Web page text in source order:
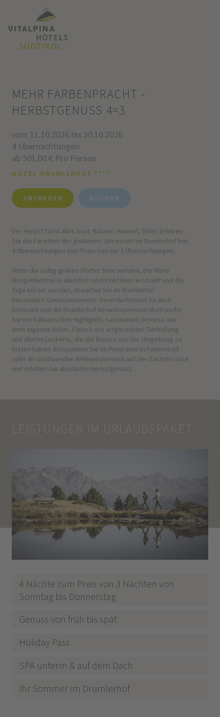
MEHR FARBENPRACHT -
HERBSTGENUSS 4=3
vom 11.10.2026 bis 30.10.2026
4 Übernachtungen
ab 501,00 € Pro Person
HOTEL DRUMLERHOF ****
ANFRAGEN BUCHEN
Der Herbst färbt alles bunt: Bäume, Himmel, Teller. Erleben
Sie die Facetten der goldenen Jahreszeit im Drumlerhof bei
4 Übernachtungen zum Preis von nur 3 Übernachtungen.
Wenn die saftig-grünen Blätter bunt werden, der klare
Morgenhimmel in allen Rot- und Pinktönen erstrahlt und die
Tage kürzer werden, erwarten Sie im Drumlerhof
besondere Genussmomente. Denn Herbstzeit ist auch
Erntezeit und die Drumlerhof Verwöhnpension überrascht
Sie mit kulinarischen Highlights, saisonalem Gemüse aus
dem eigenen Acker, Fleisch aus artgerechter Tierhaltung
und allerlei Leckerei, die die Bauern aus der Umgebung zu
bieten haben. Entspannen Sie im Panorama-Schwimmbad
oder im wohltuenden Wellnessbereich auf der Dachterrasse
und erleben Sie absoluten Herbstgenuss.
LEISTUNGEN IM URLAUBSPAKET
4 Nächte zum Preis von 3 Nächten von
Sonntag bis Donnerstag
Genuss von früh bis spät
Holiday Pass
SPA unterm & auf dem Dach
Ihr Sommer im Drumlerhof